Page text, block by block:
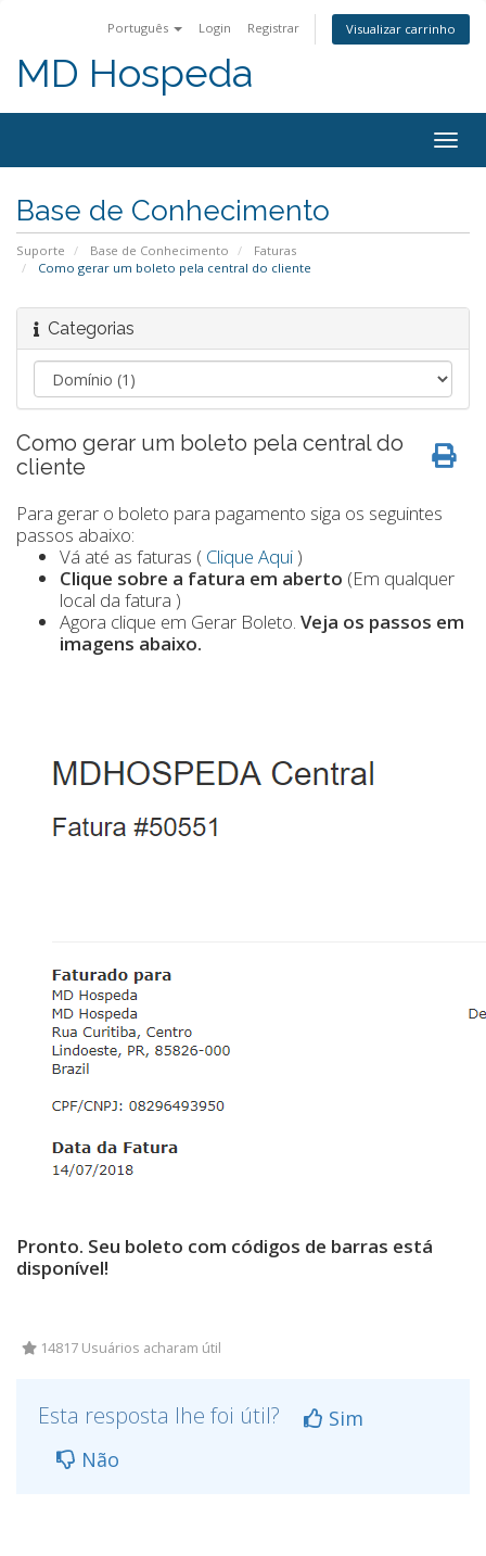
Português Login Registrar Visualizar carrinho
MD Hospeda
Base de Conhecimento
Suporte Base de Conhecimento
Faturas
Como gerar um boleto pela central do cliente
Categorias
Como gerar um boleto pela central do
cliente
Para gerar o boleto para pagamento siga os seguintes
passos abaixo:
Vá até as faturas ( Clique Aqui)
Clique sobre a fatura em aberto (Em qualquer
local da fatura )
Agora clique em Gerar Boleto. Veja os passos em
imagens abaixo.
Pronto. Seu boleto com códigos de barras está
disponível!
14817 Usuários acharam útil
Esta resposta lhe foi útil?
Sim
Não